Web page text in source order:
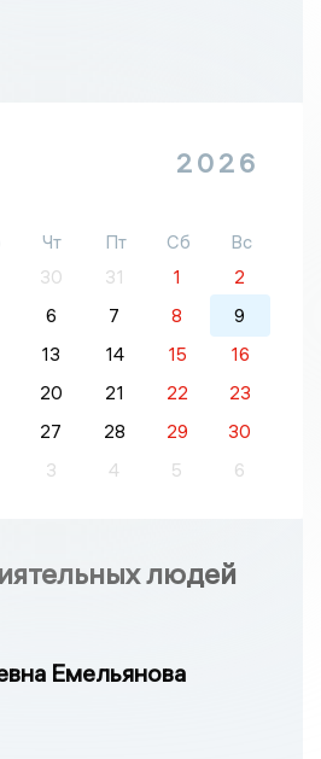
2026
Чт Пт Сб
Вс
30 31 1
2
6 7 8
9
13 14 15
16
20 21 22
23
27 28 29
30
3 4 5 6
людей
Емельянова